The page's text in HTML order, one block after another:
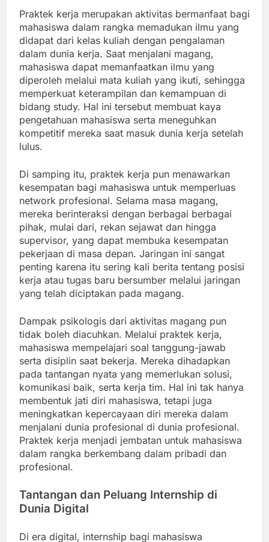
Praktek kerja merupakan aktivitas bermanfaat bagi
mahasiswa dalam rangka memadukan ilmu yang
didapat dari kelas kuliah dengan pengalaman
dalam dunia kerja. Saat menjalani magang,
mahasiswa dapat memanfaatkan ilmu yang
diperoleh melalui mata kuliah yang ikuti, sehingga
memperkuat keterampilan dan kemampuan di
bidang study. Hal ini tersebut membuat kaya
pengetahuan mahasiswa serta meneguhkan
kompetitif mereka saat masuk dunia kerja setelah
lulus.
Di samping itu, praktek kerja pun menawarkan
kesempatan bagi mahasiswa untuk memperluas
network profesional. Selama masa magang,
mereka berinteraksi dengan berbagai berbagai
pihak, mulai dari, rekan sejawat dan hingga
supervisor, yang dapat membuka kesempatan
pekerjaan di masa depan. Jaringan ini sangat
penting karena itu sering kali berita tentang posisi
kerja atau tugas baru bersumber melalui jaringan
yang telah diciptakan pada magang.
Dampak psikologis dari aktivitas magang pun
tidak boleh diacuhkan. Melalui praktek kerja,
mahasiswa mempelajari soal tanggung-jawab
serta disiplin saat bekerja. Mereka dihadapkan
pada tantangan nyata yang memerlukan solusi,
komunikasi baik, serta kerja tim. Hal ini tak hanya
membentuk jati diri mahasiswa, tetapi juga
meningkatkan kepercayaan diri mereka dalam
menjalani dunia profesional di dunia profesional.
Praktek kerja menjadi jembatan untuk mahasiswa
dalam rangka berkembang dalam pribadi dan
profesional.
Tantangan dan Peluang Internship di
Dunia Digital
Di era digital, internship bagi mahasiswa